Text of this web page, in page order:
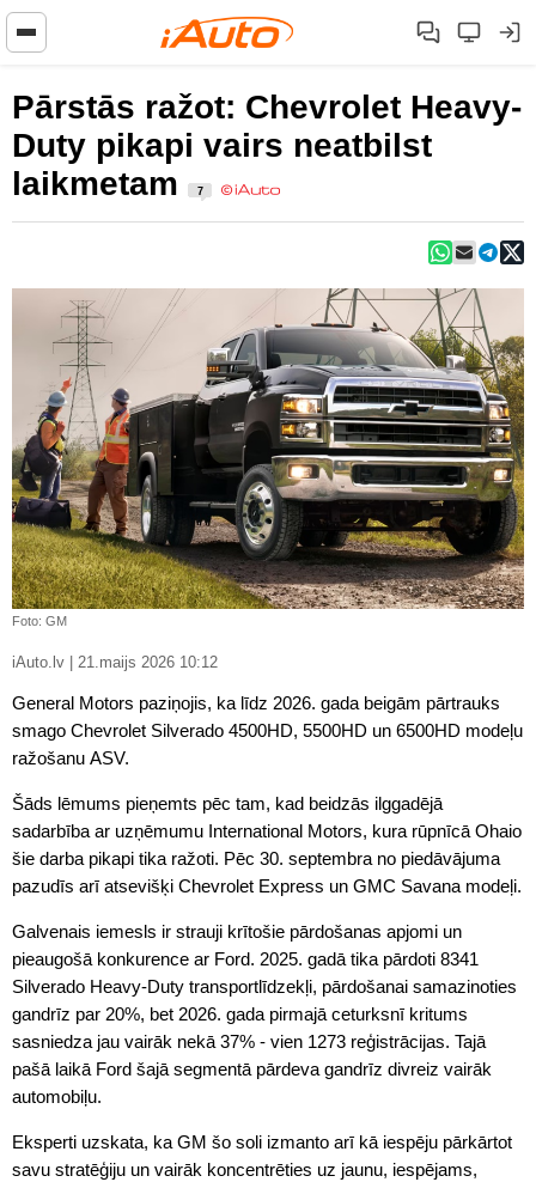
Pārstās ražot: Chevrolet Heavy-
Duty pikapi vairs neatbilst
laikmetam
7
Foto: GM
iAuto.lv | 21.maijs 2026 10:12
General Motors paziņojis, ka līdz 2026. gada beigām pārtrauks
smago Chevrolet Silverado 4500HD, 5500HD un 6500HD modeļu
ražošanu ASV.
Šāds lēmums pieņemts pēc tam, kad beidzās ilggadējā
sadarbība ar uzņēmumu International Motors, kura rūpnīcā Ohaio
šie darba pikapi tika ražoti. Pēc 30. septembra no piedāvājuma
pazudīs arī atsevišķi Chevrolet Express un GMC Savana modeļi.
Galvenais iemesls ir strauji krītošie pārdošanas apjomi un
pieaugošā konkurence ar Ford. 2025. gadā tika pārdoti 8341
Silverado Heavy-Duty transportlīdzekļi, pārdošanai samazinoties
gandrīz par 20%, bet 2026. gada pirmajā ceturksnī kritums
sasniedza jau vairāk nekā 37% - vien 1273 reģistrācijas. Tajā
pašā laikā Ford šajā segmentā pārdeva gandrīz divreiz vairāk
automobiļu.
Eksperti uzskata, ka GM šo soli izmanto arī kā iespēju pārkārtot
savu stratēģiju un vairāk koncentrēties uz jaunu, iespējams,